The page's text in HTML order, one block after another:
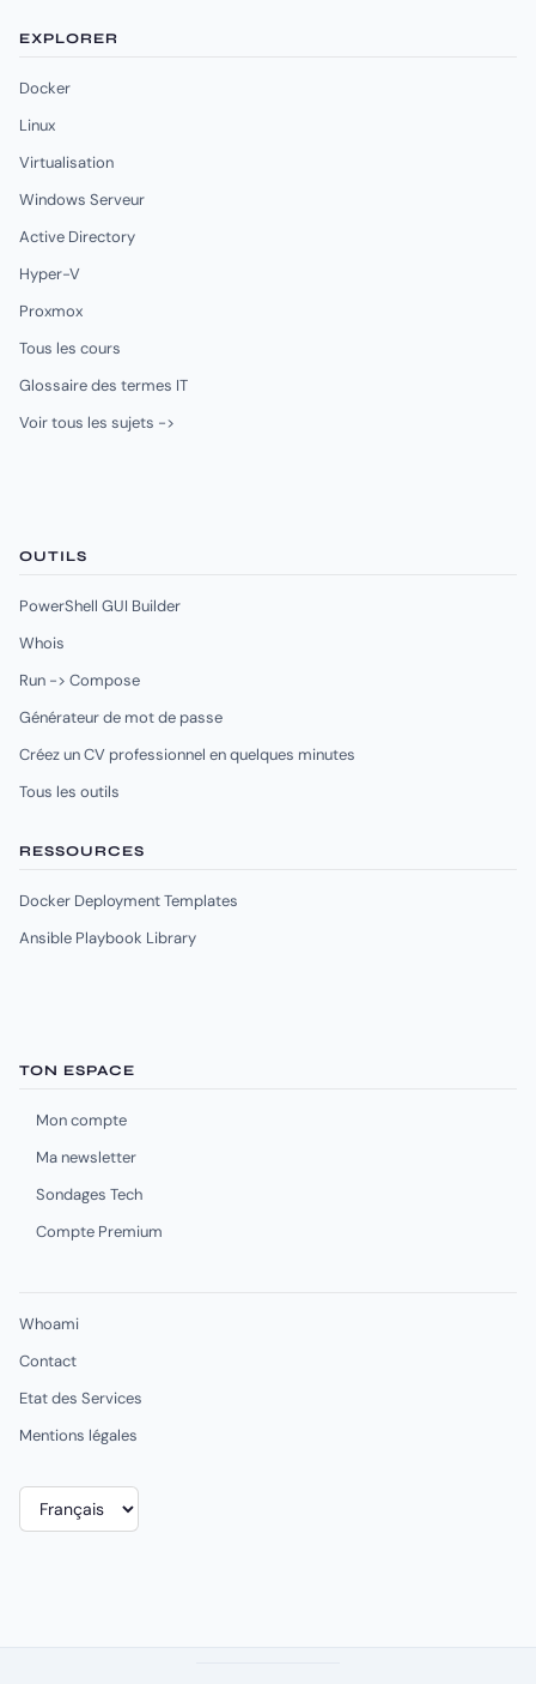
EXPLORER
Docker
Linux
Virtualisation
Windows Serveur
Active Directory
Hyper-V
Proxmox
Tous les cours
Glossaire des termes IT
Voir tous les sujets ->
OUTILS
PowerShell GUI Builder
Whois
Run -> Compose
Générateur de mot de passe
Créez un CV professionnel en quelques minutes
Tous les outils
RESSOURCES
Docker Deployment Templates
Ansible Playbook Library
TON ESPACE
Mon compte
Ma newsletter
Sondages Tech
Compte Premium
Whoami
Contact
Etat des Services
Mentions légales
Choisir
une